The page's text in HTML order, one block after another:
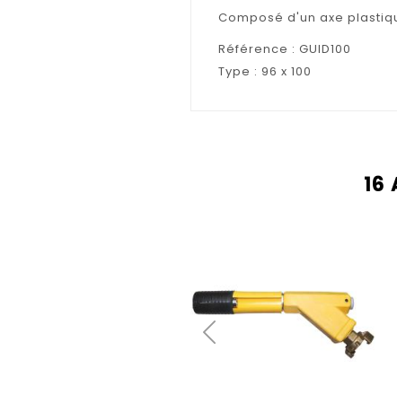
Composé d'un axe
Référence : GUID100
Type : 96 x 100
16